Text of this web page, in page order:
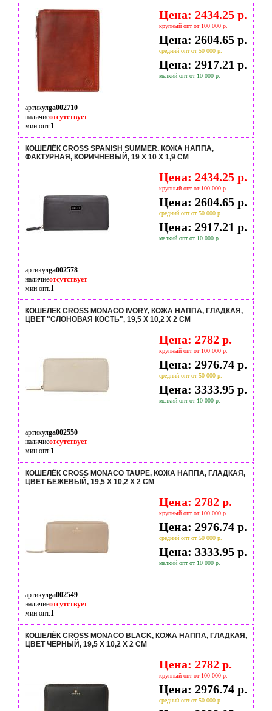
Цена: 2434.25 р.
крупный опт от 100 000 р.
Цена: 2604.65 р.
средний опт от 50 000 р.
Цена: 2917.21 р.
мелкий опт от 10 000 р.
артикулga002710
наличиеотсутствует
мин опт.1
КОШЕЛЁК CROSS SPANISH SUMMER. КОЖА НАППА,
ФАКТУРНАЯ, КОРИЧНЕВЫЙ, 19 Х 10 Х 1,9 СМ
Цена: 2434.25 р.
крупный опт от 100 000 р.
Цена: 2604.65 р.
средний опт от 50 000 р.
Цена: 2917.21 р.
мелкий опт от 10 000 р.
артикулga002578
наличиеотсутствует
мин опт.1
КОШЕЛЁК CROSS MONACO IVORY, КОЖА НАППА, ГЛАДКАЯ,
ЦВЕТ "СЛОНОВАЯ КОСТЬ", 19,5 X 10,2 X 2 СМ
Цена: 2782 р.
крупный опт от 100 000 р.
Цена: 2976.74 р.
средний опт от 50 000 р.
Цена: 3333.95 р.
мелкий опт от 10 000 р.
артикулga002550
наличиеотсутствует
мин опт.1
КОШЕЛЁК CROSS MONACO TAUPE, КОЖА НАППА, ГЛАДКАЯ,
ЦВЕТ БЕЖЕВЫЙ, 19,5 X 10,2 X 2 СМ
Цена: 2782 р.
крупный опт от 100 000 р.
Цена: 2976.74 р.
средний опт от 50 000 р.
Цена: 3333.95 р.
мелкий опт от 10 000 р.
артикулga002549
наличиеотсутствует
мин опт.1
КОШЕЛЁК CROSS MONACO BLACK, КОЖА НАППА, ГЛАДКАЯ,
ЦВЕТ ЧЁРНЫЙ, 19,5 X 10,2 X 2 СМ
Цена: 2782 р.
крупный опт от 100 000 р.
Цена: 2976.74 р.
средний опт от 50 000 р.